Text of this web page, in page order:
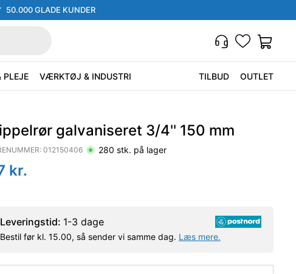
50.000 GLADE KUNDER
PLEJE VÆRKTØJ & INDUSTRI TILBUD OUTLET
galvaniseret 3/4'' 150 mm
012150406 280 stk. på lager
kr.
Leveringstid: 1-3 dage
Bestil før kl. 15.00, så sender vi samme dag. Læs mere.